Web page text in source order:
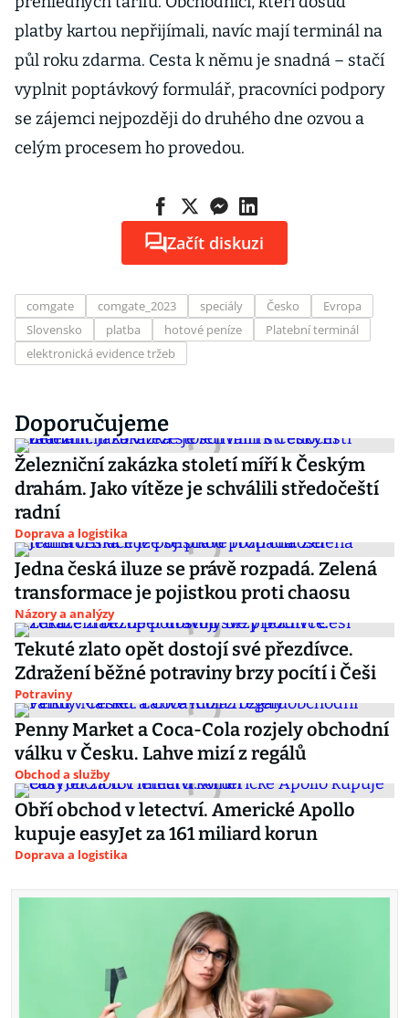
platby kartou nepřijímali, navíc mají terminál na
půl roku zdarma. Cesta k němu je snadná – stačí
vyplnit poptávkový formulář, pracovníci podpory
se zájemci nejpozději do druhého dne ozvou a
celým procesem ho provedou.
Začít diskuzi
comgate comgate_2023 speciály Česko
Evropa
Slovensko
platba hotové peníze
Platební terminál
elektronická evidence tržeb
Doporučujeme
Železniční zakázka století míří k Českým
drahám. Jako vítěze je schválili středočeští
radní
Doprava a logistika
Jedna česká iluze se právě rozpadá. Zelená
transformace je pojistkou proti chaosu
Názory a analýzy
Tekuté zlato opět dostojí své přezdívce.
Zdražení běžné potraviny brzy pocítí i Češi
Potraviny
Penny Market a Coca-Cola rozjely obchodní
válku v Česku. Lahve mizí z regálů
Obchod a služby
Obří obchod v letectví. Americké Apollo
kupuje easyJet za 161 miliard korun
Doprava a logistika